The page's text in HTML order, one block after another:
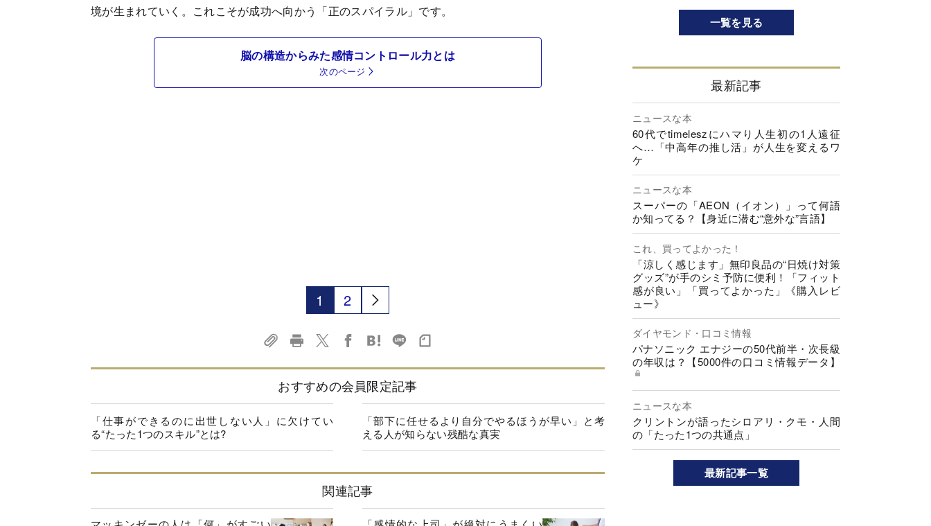
境が生まれていく。これこそが成功へ向かう「正のスパイラル」です。
脳の構造からみた感情コントロール力とは
次のページ
1 2
おすすめの会員限定記事
「仕事ができるのに出世しない人」に欠けてい
る“たった1つのスキル”とは?
「部下に任せるより自分でやるほうが早い」と考
える人が知らない残酷な真実
関連記事
一覧を見る
最新記事
ニュースな本
60代でtimeleszにハマり人生初の1人遠征
へ…「中高年の推し活」が人生を変えるワ
ケ
ニュースな本
スーパーの「AEON（イオン）」って何語
か知ってる？【身近に潜む“意外な”言語】
これ、買ってよかった！
「涼しく感じます」無印良品の“日焼け対策
グッズ”が手のシミ予防に便利！「フィット
感が良い」「買ってよかった」《購入レビ
ュー》
ダイヤモンド・口コミ情報
パナソニック エナジーの50代前半・次長級
の年収は？【5000件の口コミ情報データ】
ニュースな本
クリントンが語ったシロアリ・クモ・人間
の「たった1つの共通点」
最新記事一覧